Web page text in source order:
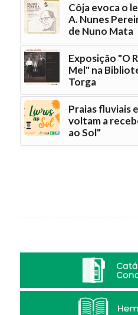
Côja evoca o
A. Nunes
de Nuno Mata
Exposição "O
Mel" na
Torga
Praias fluviais
voltam a
ao Sol"